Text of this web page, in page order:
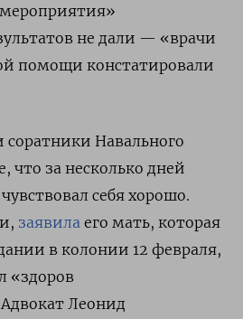
не дали — «врачи
помощи констатировали
Навального
что за несколько дней
себя хорошо.
заявила его мать, которая
в колонии 12 февраля,
«здоров
Адвокат Леонид